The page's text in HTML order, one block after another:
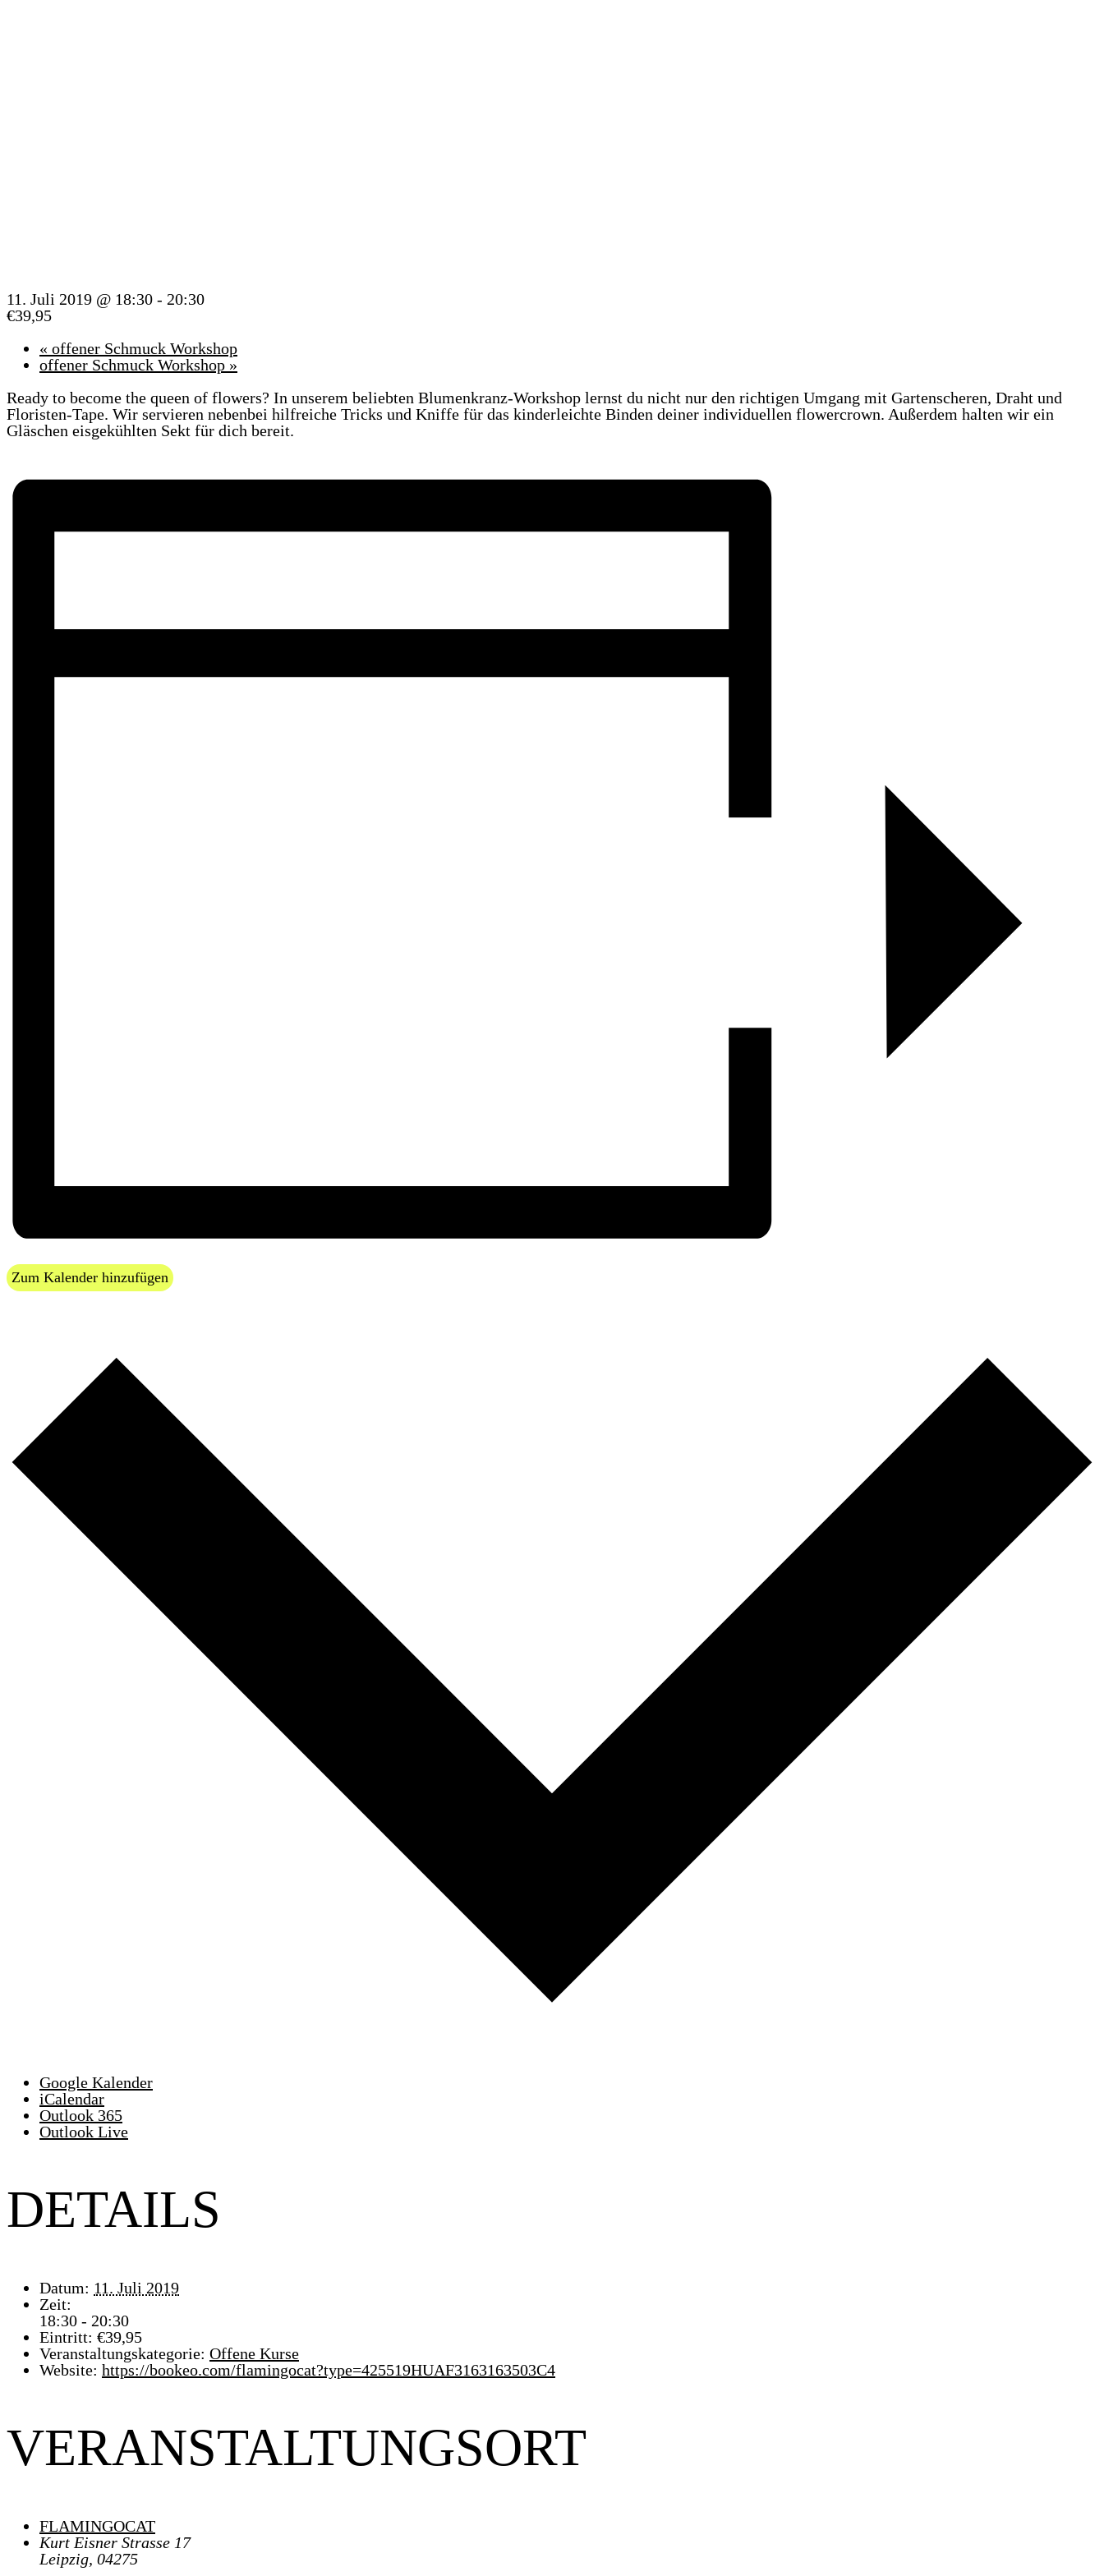
11. Juli 2019 @ 18:30 - 20:30
€39,95
« offener Schmuck Workshop
offener Schmuck Workshop »
Ready to become the queen of flowers? In unserem beliebten Blumenkranz-Workshop lernst du nicht nur den richtigen Umgang mit Gartenscheren, Draht und
Floristen-Tape. Wir servieren nebenbei hilfreiche Tricks und Kniffe für das kinderleichte Binden deiner individuellen flowercrown. Außerdem halten wir ein
Gläschen eisgekühlten Sekt für dich bereit.
Zum Kalender hinzufügen
Google Kalender
iCalendar
Outlook 365
Outlook Live
DETAILS
Datum: 11. Juli 2019
Zeit:
18:30 - 20:30
Eintritt: €39,95
Veranstaltungskategorie: Offene Kurse
Website: https://bookeo.com/flamingocat?type=425519HUAF3163163503C4
VERANSTALTUNGSORT
FLAMINGOCAT
Kurt Eisner Strasse 17
Leipzig, 04275